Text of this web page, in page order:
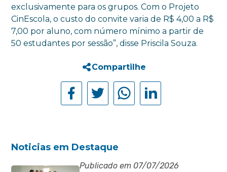
exclusivamente para os grupos. Com o Projeto
CinEscola, o custo do convite varia de R$ 4,00 a R$
7,00 por aluno, com número mínimo a partir de
50 estudantes por sessão”, disse Priscila Souza.
Compartilhe
Noticias em Destaque
Publicado em 07/07/2026